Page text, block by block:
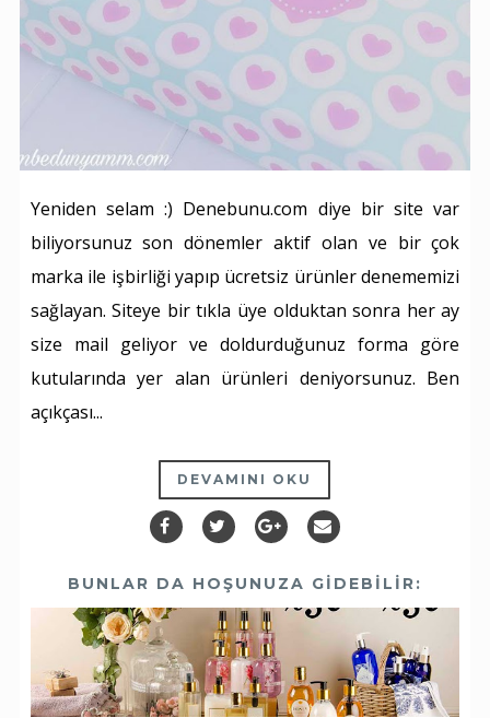
Yeniden selam :) Denebunu.com diye bir site var
biliyorsunuz son dönemler aktif olan ve bir çok
marka ile işbirliği yapıp ücretsiz ürünler denememizi
sağlayan. Siteye bir tıkla üye olduktan sonra her ay
size mail geliyor ve doldurduğunuz forma göre
kutularında yer alan ürünleri deniyorsunuz. Ben
açıkçası...
DEVAMINI OKU
BUNLAR DA HOŞUNUZA GIDEBILIR: